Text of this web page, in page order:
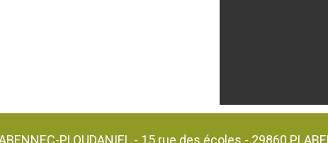
PLOUDANIEL - 15 rue des écoles - 29860